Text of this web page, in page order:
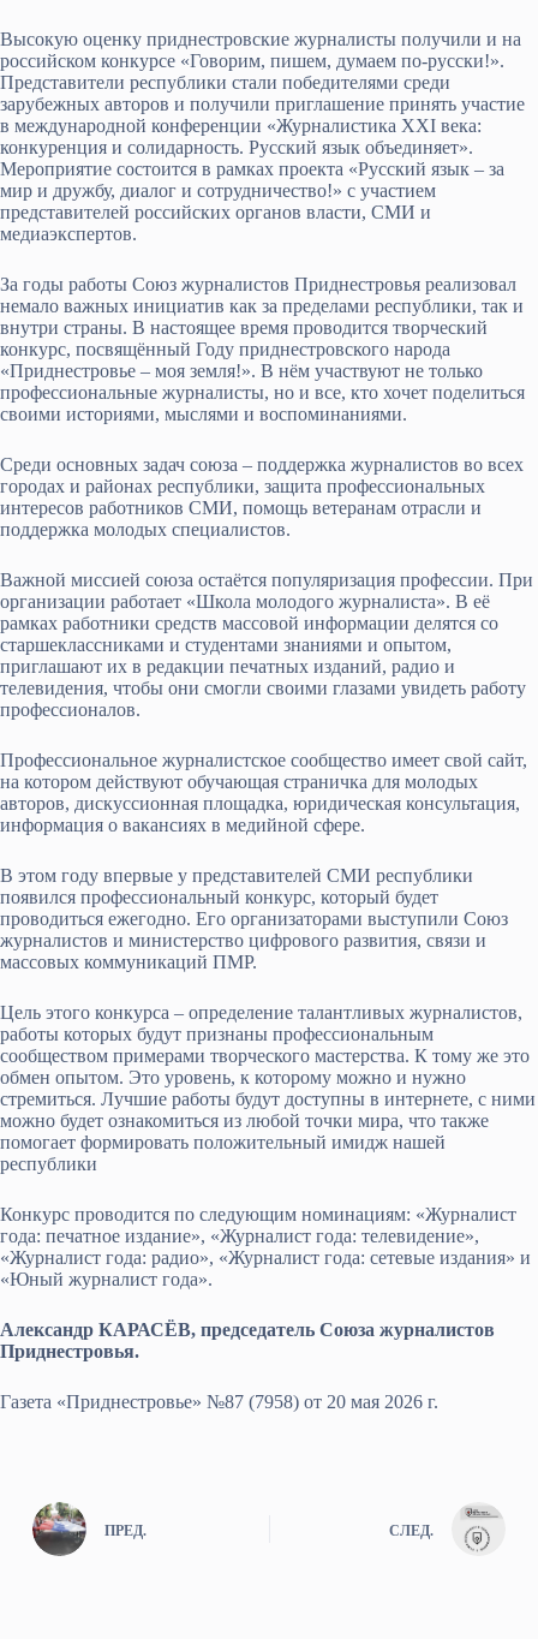
Высокую оценку приднестровские журналисты получили и на
российском конкурсе «Говорим, пишем, думаем по-русски!».
Представители республики стали победителями среди
зарубежных авторов и получили приглашение принять участие
в международной конференции «Журналистика XXI века:
конкуренция и солидарность. Русский язык объединяет».
Мероприятие состоится в рамках проекта «Русский язык – за
мир и дружбу, диалог и сотрудничество!» с участием
представителей российских органов власти, СМИ и
медиаэкспертов.
За годы работы Союз журналистов Приднестровья реализовал
немало важных инициатив как за пределами республики, так и
внутри страны. В настоящее время проводится творческий
конкурс, посвящённый Году приднестровского народа
«Приднестровье – моя земля!». В нём участвуют не только
профессиональные журналисты, но и все, кто хочет поделиться
своими историями, мыслями и воспоминаниями.
Среди основных задач союза – поддержка журналистов во всех
городах и районах республики, защита профессиональных
интересов работников СМИ, помощь ветеранам отрасли и
поддержка молодых специалистов.
Важной миссией союза остаётся популяризация профессии. При
организации работает «Школа молодого журналиста». В её
рамках работники средств массовой информации делятся со
старшеклассниками и студентами знаниями и опытом,
приглашают их в редакции печатных изданий, радио и
телевидения, чтобы они смогли своими глазами увидеть работу
профессионалов.
Профессиональное журналистское сообщество имеет свой сайт,
на котором действуют обучающая страничка для молодых
авторов, дискуссионная площадка, юридическая консультация,
информация о вакансиях в медийной сфере.
В этом году впервые у представителей СМИ республики
появился профессиональный конкурс, который будет
проводиться ежегодно. Его организаторами выступили Союз
журналистов и министерство цифрового развития, связи и
массовых коммуникаций ПМР.
Цель этого конкурса – определение талантливых журналистов,
работы которых будут признаны профессиональным
сообществом примерами творческого мастерства. К тому же это
обмен опытом. Это уровень, к которому можно и нужно
стремиться. Лучшие работы будут доступны в интернете, с ними
можно будет ознакомиться из любой точки мира, что также
помогает формировать положительный имидж нашей
республики
Конкурс проводится по следующим номинациям: «Журналист
года: печатное издание», «Журналист года: телевидение»,
«Журналист года: радио», «Журналист года: сетевые издания» и
«Юный журналист года».
Александр КАРАСЁВ, председатель Союза журналистов
Приднестровья.
Газета «Приднестровье» №87 (7958) от 20 мая 2026 г.
ПРЕД. СЛЕД.